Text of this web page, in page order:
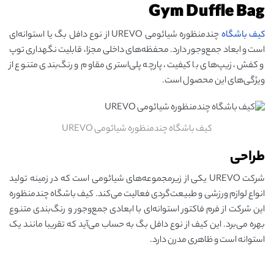
Gym Duffle Bag
کیف باشگاه
چندمنظوره شیائومی UREVO از نوع دافل بگ یا استوانه‌ای
است و ابعاد جمع‌وجور دارد. محفظه‌های داخلی مجزا، قابلیت نگهداری توپ
و کفش، زیپ‌های با کیفیت، پارچه پلی‌استری مقاوم و رنگ‌بندی متنوع از
ویژگی‌های این محصول است.
کیف باشگاه چندمنظوره شیائومی UREVO
طراحی
شرکت UREVO یکی از زیرمجموعه‌های شیائومی است که در زمینه تولید
انواع لوازم ورزشی و طبیعت‌گردی فعالیت می‌کند. کیف باشگاه چندمنظوره
این شرکت از فرم فاکتور استوانه‌ای با ابعادی جمع‌وجور و رنگ‌بندی متنوع
بهره می‌برد. این کیف از نوع دافل بگ به حساب می‌آید که تقریبا مانند یک
استوانه است و ظاهری مدرن دارد.